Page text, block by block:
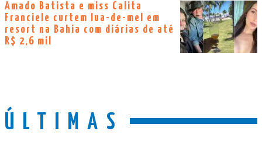
Amado Batista e miss Calita
Franciele curtem lua-de-mel em
resort na Bahia com diárias de até
R$ 2,6 mil
ÚLTIMAS